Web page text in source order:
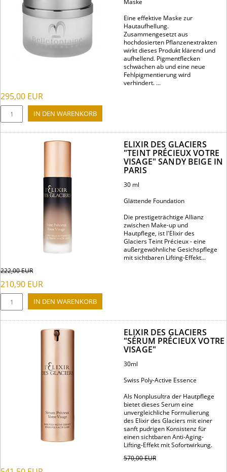
Maske
Eine effektive Maske zur
Hautaufhellung.
Zusammengesetzt aus
hochdosierten Pflanzenextrakten
wirkt dieses Produkt klärend und
aufhellend. Pigmentflecken
schwächen ab und eine neue
Fehlpigmentierung wird
verhindert. ...
295,00 EUR
ELIXIR DES GLACIERS
"TEINT PRÉCIEUX VOTRE
VISAGE" SANDY BEIGE IN
PARIS
30 ml
Glättende Foundation
Die prestigeträchtige Allianz
zwischen Make-up und
Hautpflege, ist l'Elixir des
Glaciers Teint Précieux - eine
außergewöhnliche Gesichspflege
mit sichtbaren Lifting-Effekt...
222,00EUR
210,90 EUR
ELIXIR DES GLACIERS
"SÉRUM PRÉCIEUX VOTRE
VISAGE"
30ml
Swiss Poly-Active Essence
Als Nonplusultra der Hautpflege
bietet dieses Serum eine
unvergleichliche Formulierung
des Elixir des Glaciers mit einer
sanft pudrigen Konsistenz für
einen sichtbaren Anti-Aging-
Lifting-Effekt mit Sofortwirkung.
570,00EUR